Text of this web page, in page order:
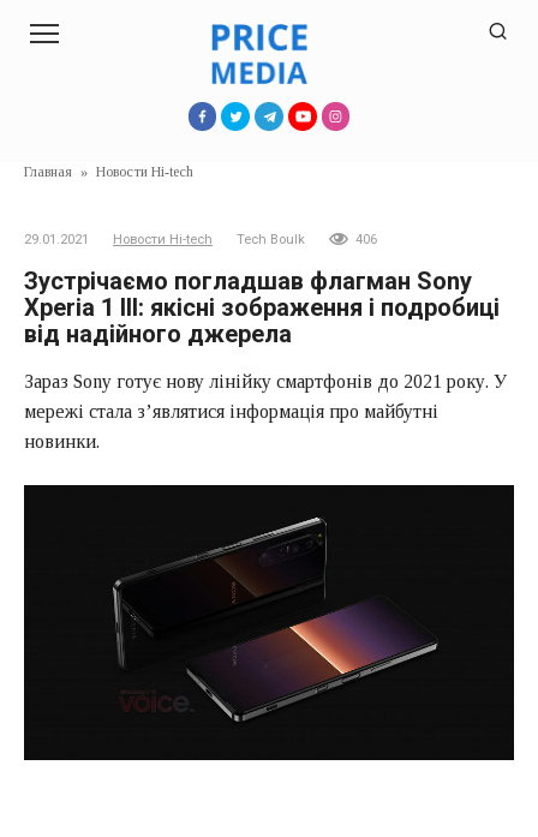
Главная » Новости Hi-tech
29.01.2021 Новости Hi-tech Tech Boulk 406
Зустрічаємо погладшав флагман Sony
Xperia 1 III: якісні зображення і подробиці
від надійного джерела
Зараз Sony готує нову лінійку смартфонів до 2021 року. У
мережі стала з’являтися інформація про майбутні
новинки.